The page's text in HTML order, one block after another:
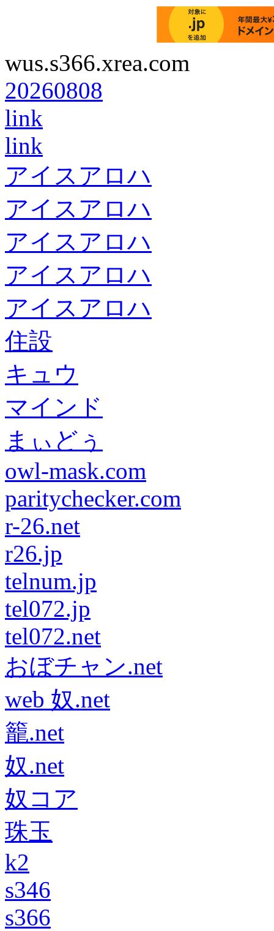
wus.s366.xrea.com
20260808
link
link
アイスアロハ
アイスアロハ
アイスアロハ
アイスアロハ
アイスアロハ
住設
キュウ
マインド
まぃどぅ
owl-mask.com
paritychecker.com
r-26.net
r26.jp
telnum.jp
tel072.jp
tel072.net
おぼチャン.net
web 奴.net
籠.net
奴.net
奴コア
珠玉
k2
s346
s366